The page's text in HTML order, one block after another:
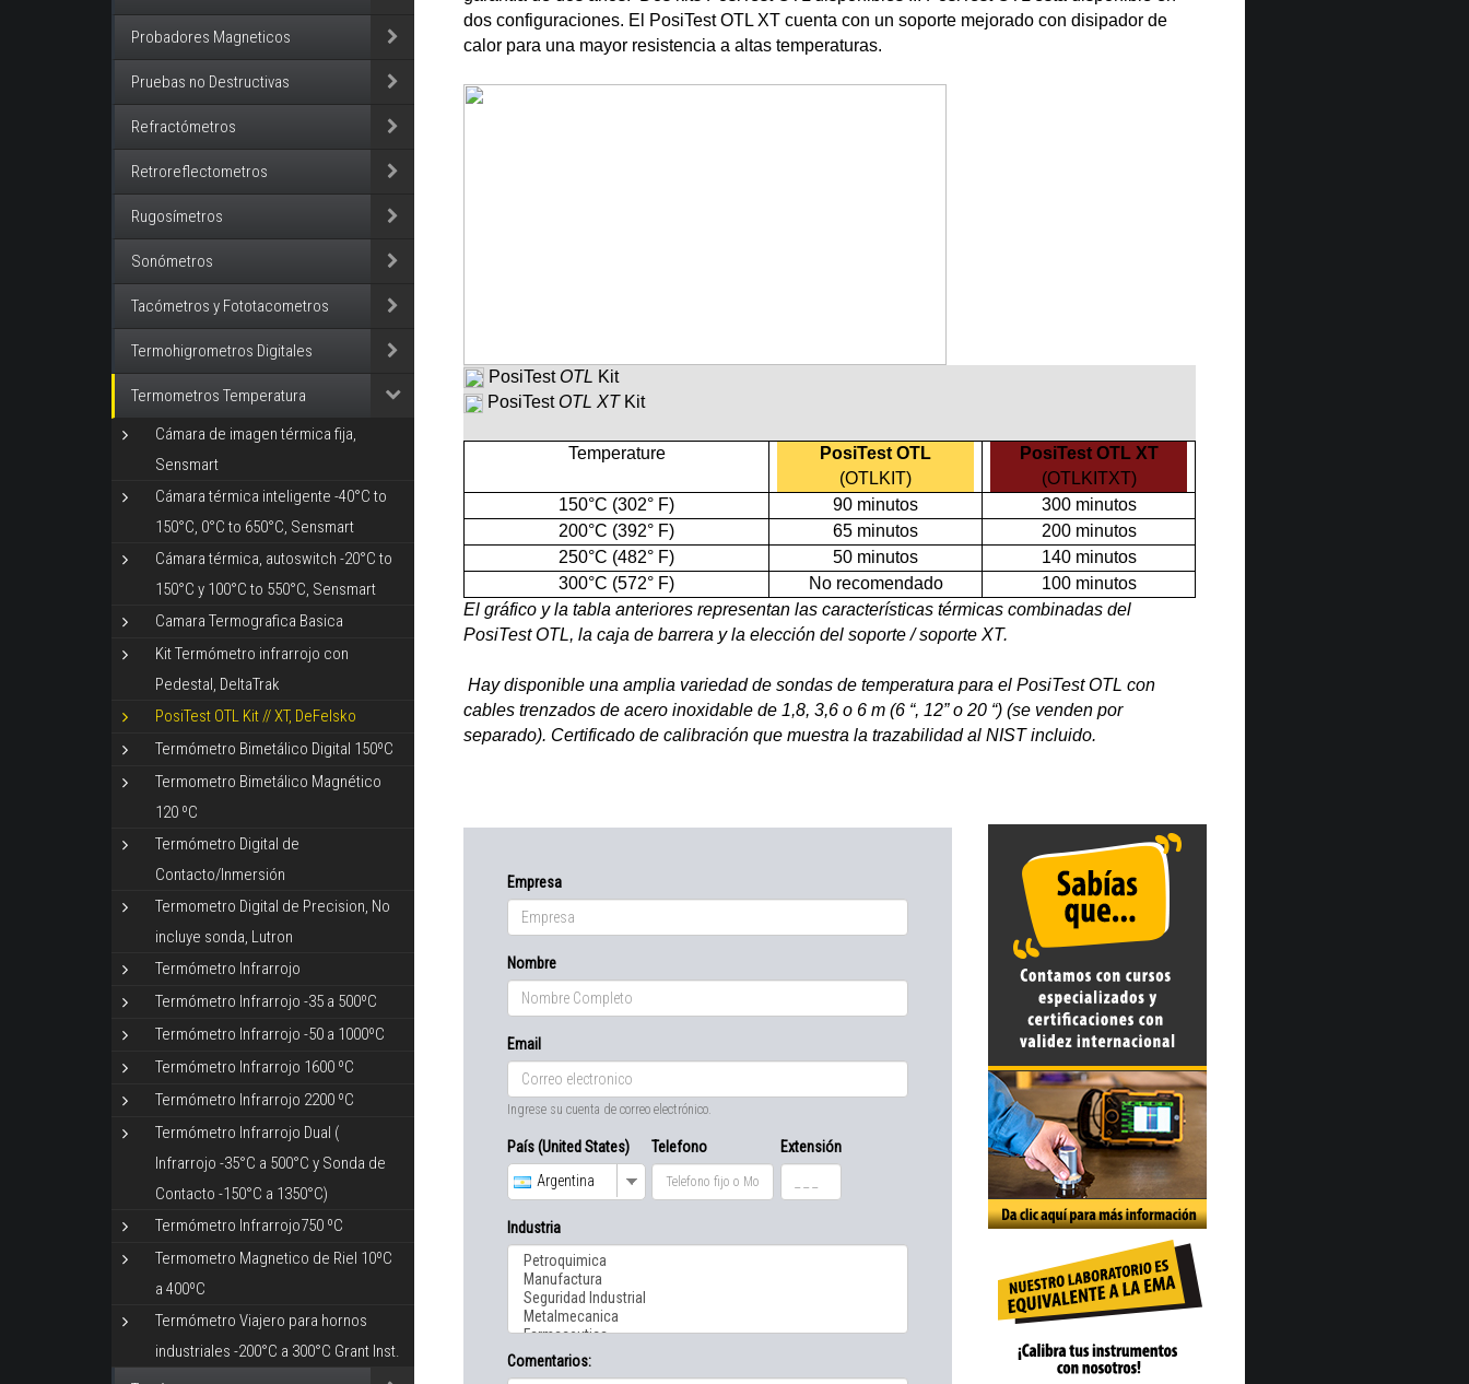
Probadores Magneticos
Pruebas no Destructivas
Refractómetros
Retroreflectometros
Rugosímetros
Sonómetros
Tacómetros y Fototacometros
Termohigrometros Digitales
Termometros Temperatura
Cámara de imagen térmica fija,
Sensmart
Cámara térmica inteligente -40°C to
150°C, 0°C to 650°C, Sensmart
Cámara térmica, autoswitch -20°C to
150°C y 100°C to 550°C, Sensmart
Camara Termografica Basica
Kit Termómetro infrarrojo con
Pedestal, DeltaTrak
PosiTest OTL Kit // XT, DeFelsko
Termómetro Bimetálico Digital 150ºC
Termometro Bimetálico Magnético
120 ºC
Termómetro Digital de
Contacto/Inmersión
Termometro Digital de Precision, No
incluye sonda, Lutron
Termómetro Infrarrojo
Termómetro Infrarrojo -35 a 500ºC
Termómetro Infrarrojo -50 a 1000ºC
Termómetro Infrarrojo 1600 ºC
Termómetro Infrarrojo 2200 ºC
Termómetro Infrarrojo Dual (
Infrarrojo -35°C a 500°C y Sonda de
Contacto -150°C a 1350°C)
Termómetro Infrarrojo750 ºC
Termometro Magnetico de Riel 10ºC
a 400ºC
Termómetro Viajero para hornos
industriales -200°C a 300°C Grant Inst.
dos configuraciones. El PosiTest OTL XT cuenta con un soporte mejorado con disipador de
calor para una mayor resistencia a altas temperaturas.
PosiTest OTL Kit
PosiTest OTL XTKit
Temperature
PosiTest OTL
(OTLKIT)
PosiTest OTL XT
(OTLKITXT)
150°C (302° F)
90 minutos
300 minutos
200°C (392° F)
65 minutos
200 minutos
250°C (482° F)
50 minutos
140 minutos
300°C (572° F)
No recomendado
100 minutos
El gráfico y la tabla anteriores representan las características térmicas combinadas del
PosiTest OTL, la caja de barrera y la elección del soporte / soporte XT.
Hay disponible una amplia variedad de sondas de temperatura para el PosiTest OTL con
cables trenzados de acero inoxidable de 1,8, 3,6 o 6 m (6 “, 12” o 20 “) (se venden por
separado). Certificado de calibración que muestra la trazabilidad al NIST incluido.
Empresa
Nombre
Email
Ingrese su cuenta de correo electrónico.
País (United States)
Argentina
Telefono Extensión
Industria
Comentarios: